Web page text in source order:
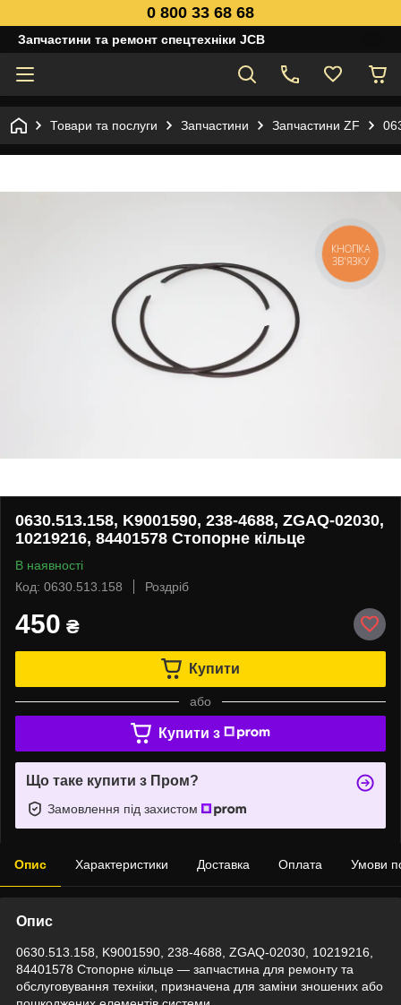
0 800 33 68 68
Запчастини та ремонт спецтехніки JCB
Товари та послуги Запчастини Запчастини ZF
0630.513.158, K9001590, 238-4688, ZGAQ-02030,
10219216, 84401578 Стопорне кільце
В наявності
Код: 0630.513.158
Роздріб
450 ₴
Купити
або
Купити з
Що таке купити з Пром?
Замовлення під захистом
Опис Характеристики Доставка Оплата Умови
Опис
0630.513.158, K9001590, 238-4688, ZGAQ-02030, 10219216,
84401578 Стопорне кільце — запчастина для ремонту та
обслуговування техніки, призначена для заміни зношених або
КНОПКА
ЗВ'ЯЗКУ